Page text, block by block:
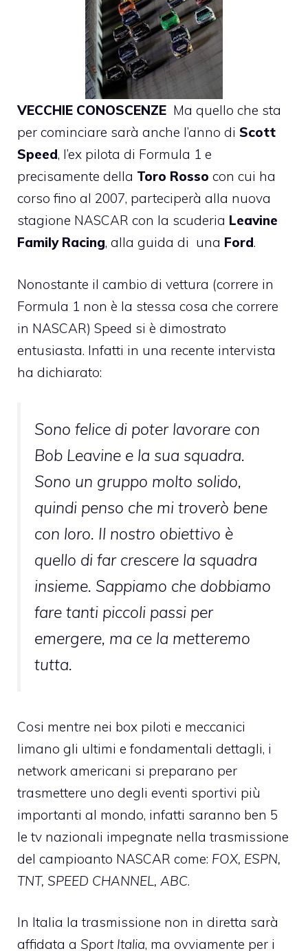
VECCHIE CONOSCENZE Ma quello che sta
per cominciare sarà anche l’anno di Scott
Speed, l’ex pilota di Formula 1 e
precisamente della Toro Rosso con cui ha
corso fino al 2007, parteciperà alla nuova
stagione NASCAR con la scuderia Leavine
Family Racing, alla guida di una Ford.
Nonostante il cambio di vettura (correre in
Formula 1 non è la stessa cosa che correre
in NASCAR) Speed si è dimostrato
entusiasta. Infatti in una recente intervista
ha dichiarato:
Sono felice di poter lavorare con
Bob Leavine e la sua squadra.
Sono un gruppo molto solido,
quindi penso che mi troverò bene
con loro. Il nostro obiettivo è
quello di far crescere la squadra
insieme. Sappiamo che dobbiamo
fare tanti piccoli passi per
emergere, ma ce la metteremo
tutta.
Cosi mentre nei box piloti e meccanici
limano gli ultimi e fondamentali dettagli, i
network americani si preparano per
trasmettere uno degli eventi sportivi più
importanti al mondo, infatti saranno ben 5
le tv nazionali impegnate nella trasmissione
del campioanto NASCAR come: FOX, ESPN,
TNT, SPEED CHANNEL, ABC.
In Italia la trasmissione non in diretta sarà
affidata a Sport Italia, ma ovviamente per i